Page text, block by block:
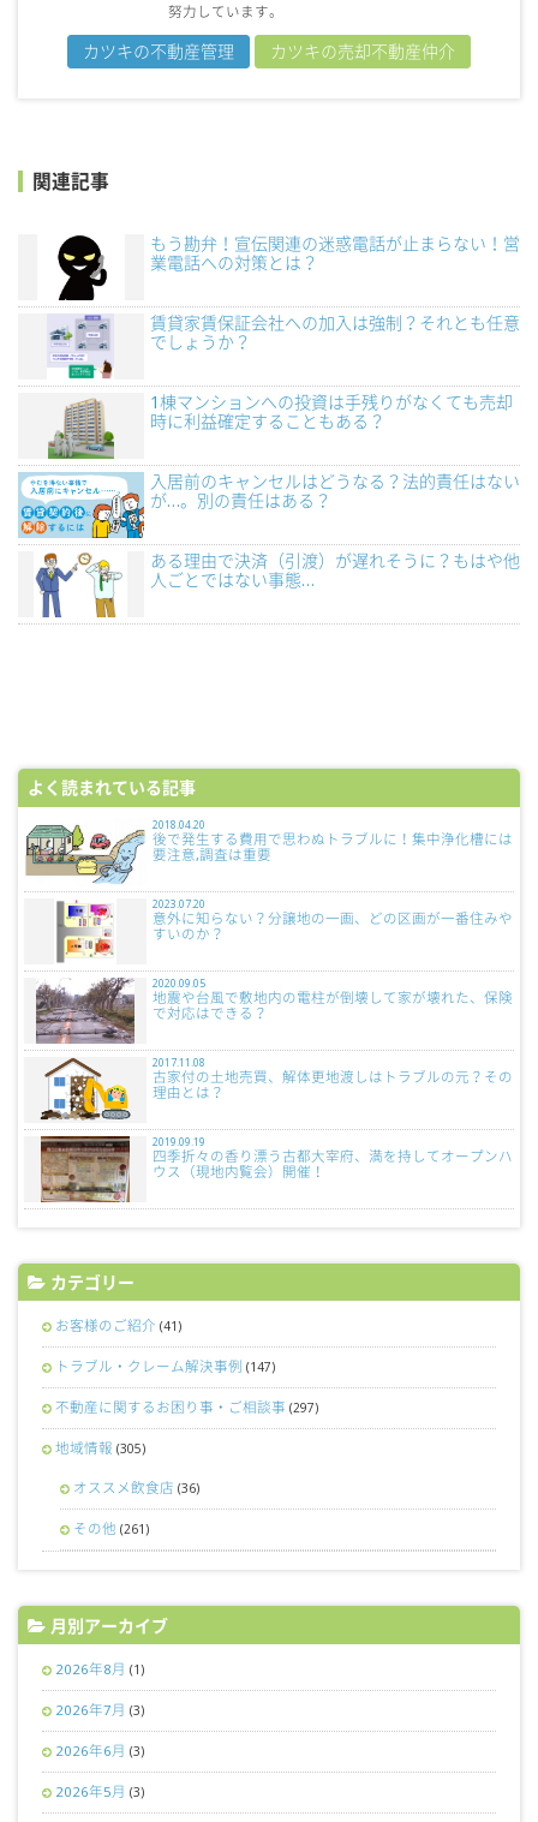
努力しています。
カツキの不動産管理 カツキの売却不動産仲介
関連記事
もう勘弁！宣伝関連の迷惑電話が止まらない！営
業電話への対策とは？
賃貸家賃保証会社への加入は強制？それとも任意
でしょうか？
1棟マンションへの投資は手残りがなくても売却
時に利益確定することもある？
入居前のキャンセルはどうなる？法的責任はない
が…。別の責任はある？
ある理由で決済（引渡）が遅れそうに？もはや他
人ごとではない事態…
よく読まれている記事
2018.04.20
後で発生する費用で思わぬトラブルに！集中浄化槽には
要注意,調査は重要
2023.07.20
意外に知らない？分譲地の一画、どの区画が一番住みや
すいのか？
2020.09.05
地震や台風で敷地内の電柱が倒壊して家が壊れた、保険
で対応はできる？
2017.11.08
古家付の土地売買、解体更地渡しはトラブルの元？その
理由とは？
2019.09.19
四季折々の香り漂う古都大宰府、満を持してオープンハ
ウス（現地内覧会）開催！
カテゴリー
お客様のご紹介 (41)
トラブル・クレーム解決事例 (147)
不動産に関するお困り事・ご相談事 (297)
地域情報 (305)
オススメ飲食店 (36)
その他 (261)
月別アーカイブ
2026年8月 (1)
2026年7月 (3)
2026年6月 (3)
2026年5月 (3)